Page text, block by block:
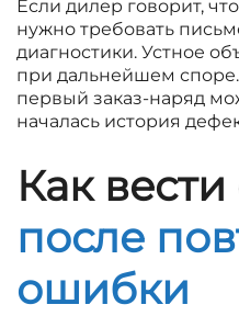
Если дилер говорит,
нужно требовать
диагностики. Устное
при дальнейшем
первый заказ-наряд
началась история
Как вести
после
ошибки